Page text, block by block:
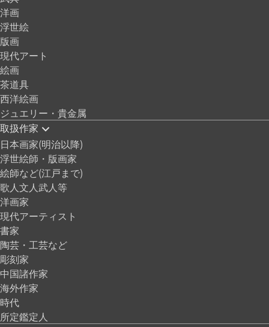
洋画
浮世絵
版画
現代アート
絵画
茶道具
西洋絵画
ジュエリー・貴金属
取扱作家
日本画家(明治以降)
浮世絵師・版画家
絵師など(江戸まで)
歌人文人武人等
洋画家
現代アーティスト
書家
陶芸・工芸など
彫刻家
中国諸作家
海外作家
時代
所定鑑定人